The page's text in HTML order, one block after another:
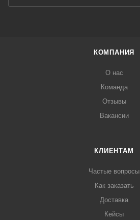
КОМПАНИЯ
О нас
Команда
Отзывы
Вакансии
КЛИЕНТАМ
Частые вопросы
Как заказать
Доставка
Кейсы